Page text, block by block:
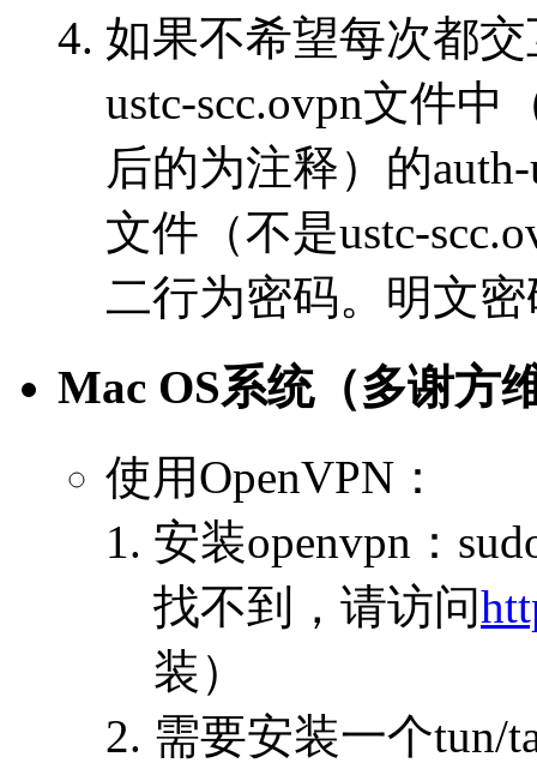
如果不希望每次都
ustc-scc.ovpn文件
后的为注释）的
文件（不是ustc-
二行为密码。明文
Mac OS系统（多谢方
使用OpenVPN：
安装openvpn：
找不到，请访问
装）
需要安装一个tun/